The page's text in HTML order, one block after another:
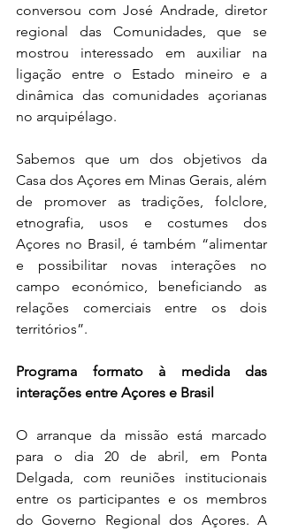
conversou com José Andrade, diretor
regional das Comunidades, que se
mostrou interessado em auxiliar na
ligação entre o Estado mineiro e a
dinâmica das comunidades açorianas
no arquipélago.
Sabemos que um dos objetivos da
Casa dos Açores em Minas Gerais, além
de promover as tradições, folclore,
etnografia, usos e costumes dos
Açores no Brasil, é também “alimentar
e possibilitar novas interações no
campo económico, beneficiando as
relações comerciais entre os dois
territórios”.
Programa formato à medida das
interações entre Açores e Brasil
O arranque da missão está marcado
para o dia 20 de abril, em Ponta
Delgada, com reuniões institucionais
entre os participantes e os membros
do Governo Regional dos Açores. A